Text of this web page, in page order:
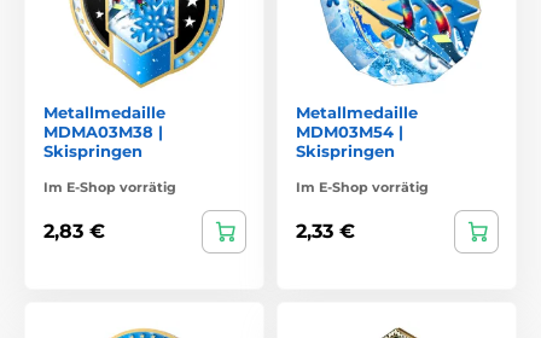
Metallmedaille
MDMA03M38 |
Skispringen
Im E-Shop vorrätig
2,83 €
Metallmedaille
MDM03M54 |
Skispringen
Im E-Shop vorrätig
2,33 €